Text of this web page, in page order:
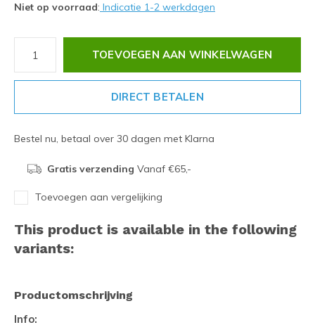
Niet op voorraad: Indicatie 1-2 werkdagen
TOEVOEGEN AAN WINKELWAGEN
DIRECT BETALEN
Bestel nu, betaal over 30 dagen met Klarna
Gratis verzending Vanaf €65,-
Toevoegen aan vergelijking
This product is available in the following
variants:
Productomschrijving
Info: